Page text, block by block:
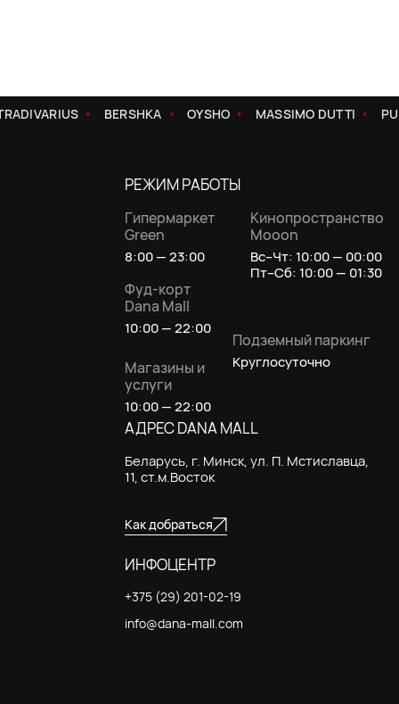
BERSHKA OYSHO MASSIMO DUTTI
РЕЖИМ РАБОТЫ
Гипермаркет
Green
8:00 — 23:00
Фуд-корт
Dana Mall
10:00 — 22:00
Магазины и
услуги
10:00 — 22:00
Подземный паркинг
Круглосуточно
Кинопространство
Mooon
Вс–Чт: 10:00 — 00:00
Пт–Сб: 10:00 — 01:30
АДРЕС DANA MALL
Беларусь, г. Минск, ул. П. Мстиславца,
11, ст.м.Восток
Как добраться
ИНФОЦЕНТР
+375 (29) 201-02-19
info@dana-mall.com